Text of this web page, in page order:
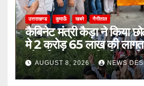
उत्तराखण्ड कुमाऊँ खबरे नैनीताल
कैबिनेट मंत्री कैड़ा ने किया
मे 2 करोड़ 65 लाख की
सौन्दर्यकरण, पुनर निर्माण
AUGUST 8, 2026 NEWS